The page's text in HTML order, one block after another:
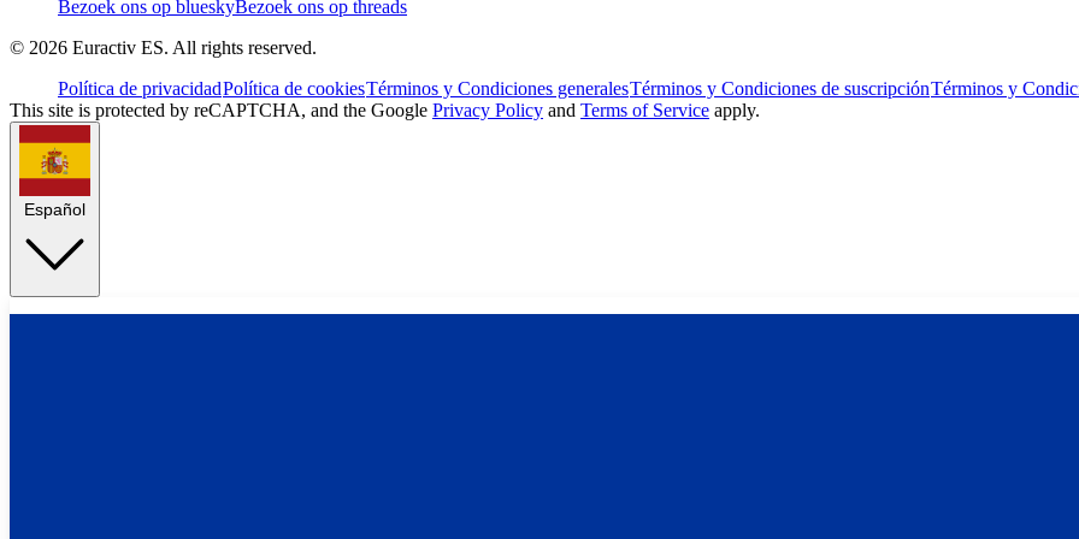
Bezoek ons op blueskyBezoek ons op threads
© 2026 Euractiv ES. All rights reserved.
Política de privacidadPolítica de cookiesTérminos y Condiciones generalesTérminos y Condiciones de suscripciónTérminos y
This site is protected by reCAPTCHA, and the Google Privacy Policy and Terms of Service apply.
Español